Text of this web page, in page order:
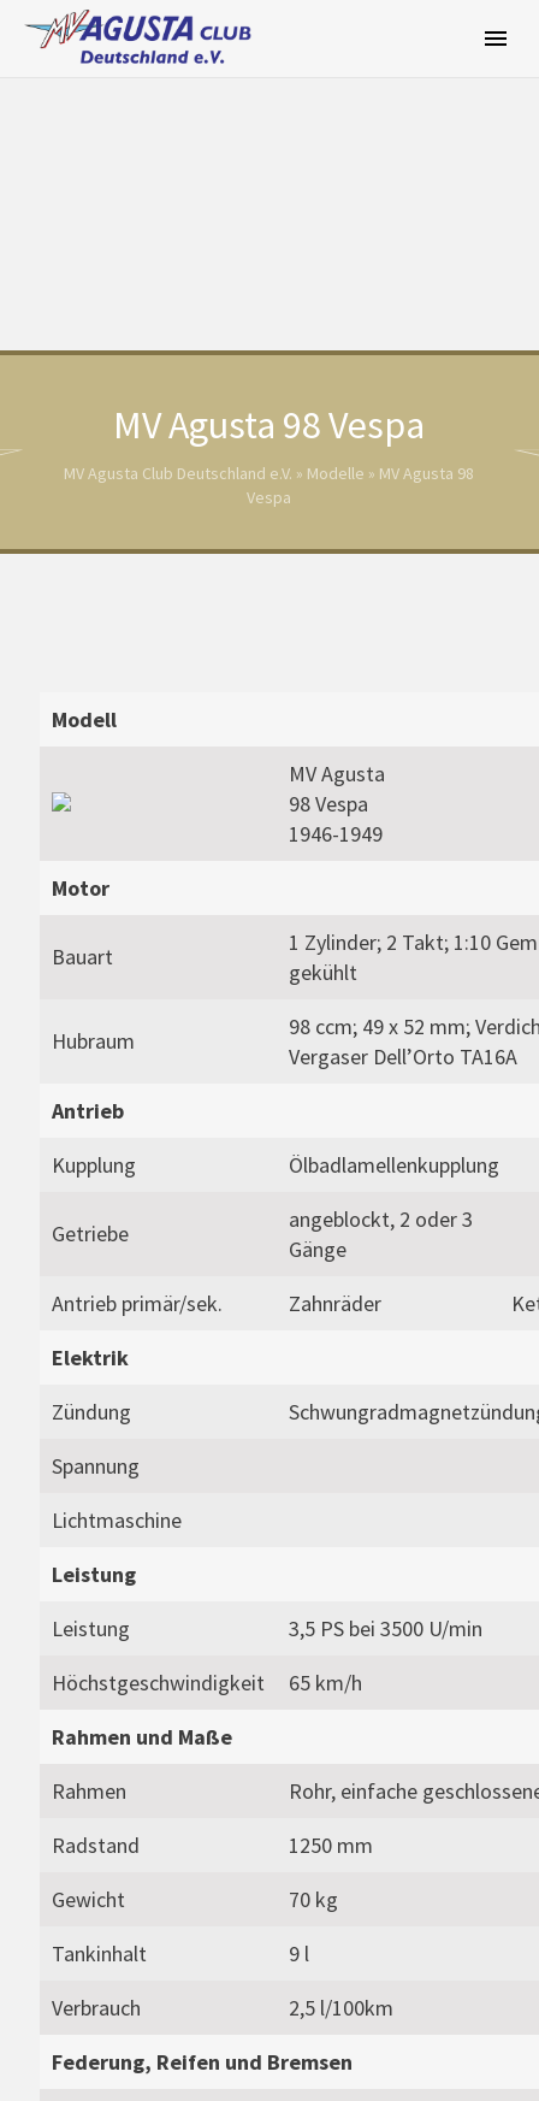
Inhalt
MV Agusta 98 Vespa
MV Agusta Club Deutschland e.V. » Modelle » MV Agusta 98
Vespa
Modell
MV Agusta
98 Vespa
1946-1949
Motor
Bauart
1 Zylinder; 2 Takt; 1:10
gekühlt
Hubraum
98 ccm; 49 x 52 mm;
Vergaser Dell’Orto TA16A
Antrieb
Kupplung
Ölbadlamellenkupplung
Getriebe
angeblockt, 2 oder 3
Gänge
Antrieb primär/sek.
Zahnräder
Elektrik
Zündung
Spannung
Lichtmaschine
Leistung
Leistung
3,5 PS bei 3500 U/min
Höchstgeschwindigkeit
65 km/h
Rahmen und Maße
Rahmen
Rohr, einfache
Radstand
1250 mm
Gewicht
70 kg
Tankinhalt
9 l
Verbrauch
2,5 l/100km
Federung, Reifen und Bremsen